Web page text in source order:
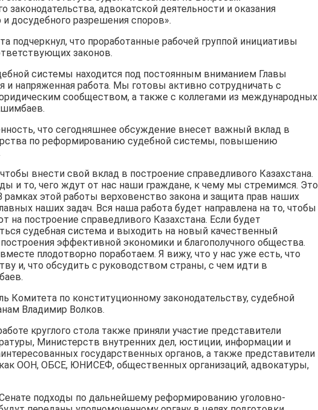
законодательства, адвокатской деятельности и оказания
досудебного разрешения споров».
подчеркнул, что проработанные рабочей группой инициативы
законов.
системы находится под постоянным вниманием Главы
и напряженная работа. Мы готовы активно сотрудничать с
сообществом, а также с коллегами из международных
что сегодняшнее обсуждение внесет важный вклад в
по реформированию судебной системы, повышению
внести свой вклад в построение справедливого Казахстана.
и то, чего ждут от нас наши граждане, к чему мы стремимся. Это
рамках этой работы верховенство закона и защита прав наших
наших задач. Вся наша работа будет направлена на то, чтобы
на построение справедливого Казахстана. Если будет
судебная система и выходить на новый качественный
эффективной экономики и благополучного общества.
плодотворно поработаем. Я вижу, что у нас уже есть, что
и, что обсудить с руководством страны, с чем идти в
Комитета по конституционному законодательству, судебной
Владимир Волков.
круглого стола также приняли участие представители
Министерств внутренних дел, юстиции, информации и
государственных органов, а также представители
ООН, ОБСЕ, ЮНИСЕФ, общественных организаций, адвокатуры,
подходы по дальнейшему реформированию уголовно-